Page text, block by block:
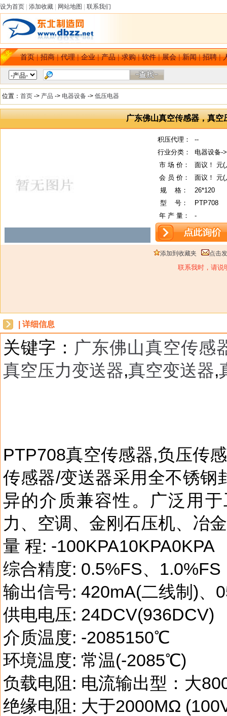
设为首页 添加收藏 网站地图 联系我们
首页|招商|代理|企业|产品|求购|软件|展会|新闻|招聘|
位置： 首页 -> 产品 -> 电器设备 -> 低压电器
广东佛山真空传感器，真空
积压代理：
--
行业分类：
电器设备-
市 场 价：
面议！ 元(
会 员 价：
面议！ 元(
规
格：
26*120
型
号：
PTP708
年 产 量：
-
添加到收藏夹 点击
联系我时，请说
| 详细信息
关键字： 广东佛山真空传感
真空压力变送器,真空变送器,
PTP708真空传感器,负压传
传感器/变送器采用全不锈钢
异的介质兼容性。广泛用
力、空调、金刚石压机、冶
量 程: -100KPA10KPA0KPA
综合精度: 0.5%FS、1.0%FS
输出信号: 420mA(二线制)、
供电电压: 24DCV(936DCV)
介质温度: -2085150℃
环境温度: 常温(-2085℃)
负载电阻: 电流输出型：大
绝缘电阻: 大于2000MΩ